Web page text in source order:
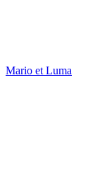
Mario et Luma